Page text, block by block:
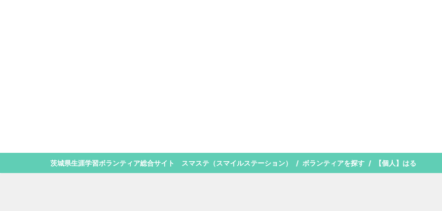
茨城県生涯学習ボランティア総合サイト スマステ（スマイルステーション） ボランティアを探す 【個人】はる